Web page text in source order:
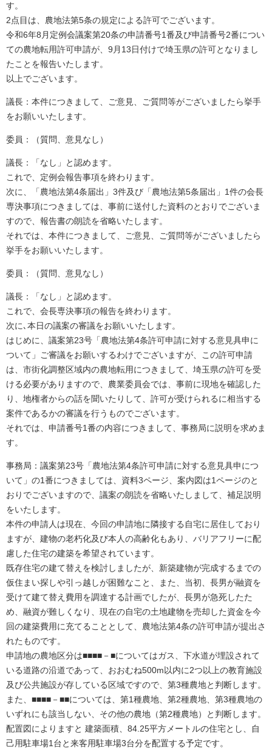
す。
2点目は、農地法第5条の規定による許可でございます。
令和6年8月定例会議案第20条の申請番号1番及び申請番号2番につい
ての農地転用許可申請が、9月13日付けで埼玉県の許可となりまし
たことを報告いたします。
以上でございます。
議長：本件につきまして、ご意見、ご質問等がございましたら挙手
をお願いいたします。
委員：（質問、意見なし）
議長：「なし」と認めます。
これで、定例会報告事項を終わります。
次に、「農地法第4条届出」3件及び「農地法第5条届出」1件の会長
専決事項につきましては、事前に送付した資料のとおりでございま
すので、報告書の朗読を省略いたします。
それでは、本件につきまして、ご意見、ご質問等がございましたら
挙手をお願いいたします。
委員：（質問、意見なし）
議長：「なし」と認めます。
これで、会長専決事項の報告を終わります。
次に､本日の議案の審議をお願いいたします。
はじめに、議案第23号「農地法第4条許可申請に対する意見具申に
ついて」ご審議をお願いするわけでございますが、この許可申請
は、市街化調整区域内の農地転用につきまして、埼玉県の許可を受
ける必要がありますので、農業委員会では、事前に現地を確認した
り、地権者からの話を聞いたりして、許可が受けられるに相当する
案件であるかの審議を行うものでございます。
それでは、申請番号1番の内容につきまして、事務局に説明を求めま
す。
事務局：議案第23号「農地法第4条許可申請に対する意見具申につ
いて」の1番につきましては、資料3ページ、案内図は1ページのと
おりでございますので、議案の朗読を省略いたしまして、補足説明
をいたします。
本件の申請人は現在、今回の申請地に隣接する自宅に居住しており
ますが、建物の老朽化及び本人の高齢化もあり、バリアフリーに配
慮した住宅の建築を希望されています。
既存住宅の建て替えを検討しましたが、新築建物が完成するまでの
仮住まい探しや引っ越しが困難なこと、また、当初、長男が融資を
受けて建て替え費用を調達する計画でしたが、長男が急死したた
め、融資が難しくなり、現在の自宅の土地建物を売却した資金を今
回の建築費用に充てることとして、農地法第4条の許可申請が提出さ
れたものです。
申請地の農地区分は■■■■－■についてはガス、下水道が埋設されて
いる道路の沿道であって、おおむね500m以内に2つ以上の教育施設
及び公共施設が存している区域ですので、第3種農地と判断します。
また、■■■■－■■については、第1種農地、第2種農地、第3種農地の
いずれにも該当しない、その他の農地（第2種農地）と判断します。
配置図によりますと 建築面積、84.25平方メートルの住宅とし、自
己用駐車場1台と来客用駐車場3台分を配置する予定です。